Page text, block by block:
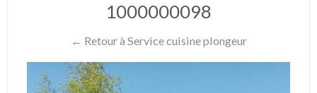
1000000098
← Retour à Service cuisine plongeur